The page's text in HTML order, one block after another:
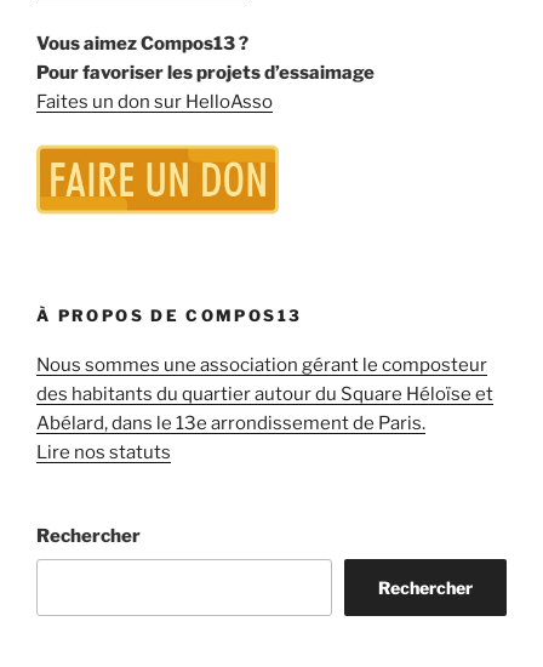
Vous aimez Compos13 ?
Pour favoriser les projets d’essaimage
Faites un don sur HelloAsso
À PROPOS DE COMPOS13
Nous sommes une association gérant le composteur
des habitants du quartier autour du Square Héloïse et
Abélard, dans le 13e arrondissement de Paris.
Lire nos statuts
Rechercher
Rechercher